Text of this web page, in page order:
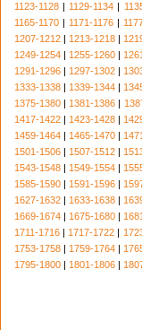
1123-1128 | 1129-1134 |
1165-1170 | 1171-1176|
1207-1212 | 1213-1218 |
1249-1254 | 1255-1260 |
1291-1296 | 1297-1302 |
1333-1338 | 1339-1344 |
1375-1380 | 1381-1386 |
1417-1422 | 1423-1428 |
1459-1464 | 1465-1470 |
1501-1506 | 1507-1512 |
1543-1548 | 1549-1554 |
1585-1590 | 1591-1596 |
1627-1632 | 1633-1638 |
1669-1674 | 1675-1680 |
1711-1716 | 1717-1722 |
1753-1758 | 1759-1764 |
1795-1800 | 1801-1806 |